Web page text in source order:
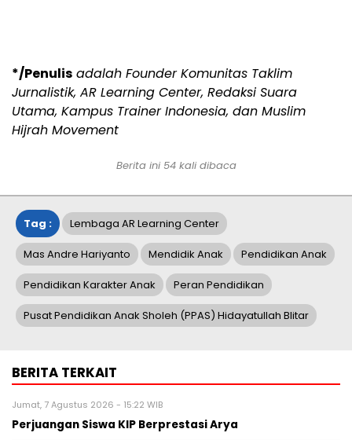
*/Penulis adalah Founder Komunitas Taklim
Jurnalistik, AR Learning Center, Redaksi Suara
Utama, Kampus Trainer Indonesia, dan Muslim
Hijrah Movement
Berita ini 54kali dibaca
Tag : Lembaga AR Learning Center
Mas Andre Hariyanto Mendidik Anak Pendidikan Anak
Pendidikan Karakter Anak Peran Pendidikan
Pusat Pendidikan Anak Sholeh (PPAS) Hidayatullah Blitar
BERITA TERKAIT
Jumat, 7 Agustus 2026 - 15:22 WIB
Perjuangan Siswa KIP Berprestasi Arya